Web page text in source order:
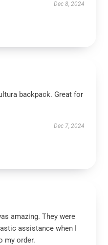
Dec 8, 2024
backpack. Great for
Dec 7, 2024
amazing. They were
assistance when I
my order.